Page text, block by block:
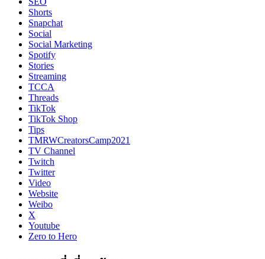
Shorts
Snapchat
Social
Social Marketing
Spotify
Stories
Streaming
TCCA
Threads
TikTok
TikTok Shop
Tips
TMRWCreatorsCamp2021
TV Channel
Twitch
Twitter
Video
Website
Weibo
X
Youtube
Zero to Hero